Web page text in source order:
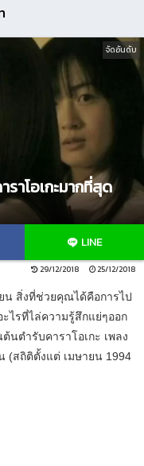
าโอเกะมากที่สุด
จัดอันดับ
LINE
29/12/2018 25/12/2018
ยน สิ่งที่ช่วยคุณได้คือการไป
ะไรที่ไล่ความรู้สึกแย่ๆออก
นตำรับคาราโอเกะ เพลง
(สถิติตั้งแต่ เมษายน 1994